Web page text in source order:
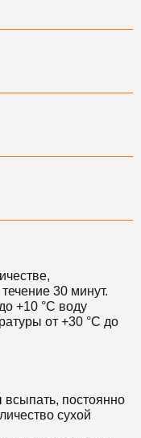
30 минут.
+10 °С воду
от +30 °С до
постоянно
сухой